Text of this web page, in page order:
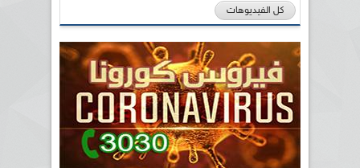
كل الفيديوهات